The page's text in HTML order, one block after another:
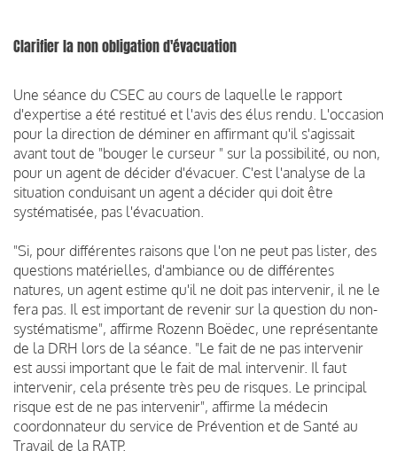
Clarifier la non­ obligation d'évacuation
Une séance du CSEC au cours de laquelle le rapport
d'expertise a été restitué et l'avis des élus rendu. L'occasion
pour la direction de déminer en affirmant qu'il s'agissait
avant tout de "bouger le curseur " sur la possibilité, ou non,
pour un agent de décider d'évacuer. C'est l'analyse de la
situation conduisant un agent a décider qui doit être
systématisée, pas l'évacuation.
"Si, pour différentes raisons que l'on ne peut pas lister, des
questions matérielles, d'ambiance ou de différentes
natures, un agent estime qu'il ne doit pas intervenir, il ne le
fera pas. Il est important de revenir sur la question du non-
systématisme", affirme Rozenn Boëdec, une représentante
de la DRH lors de la séance. "Le fait de ne pas intervenir
est aussi important que le fait de mal intervenir. Il faut
intervenir, cela présente très peu de risques. Le principal
risque est de ne pas intervenir", affirme la médecin
coordonnateur du service de Prévention et de Santé au
Travail de la RATP.